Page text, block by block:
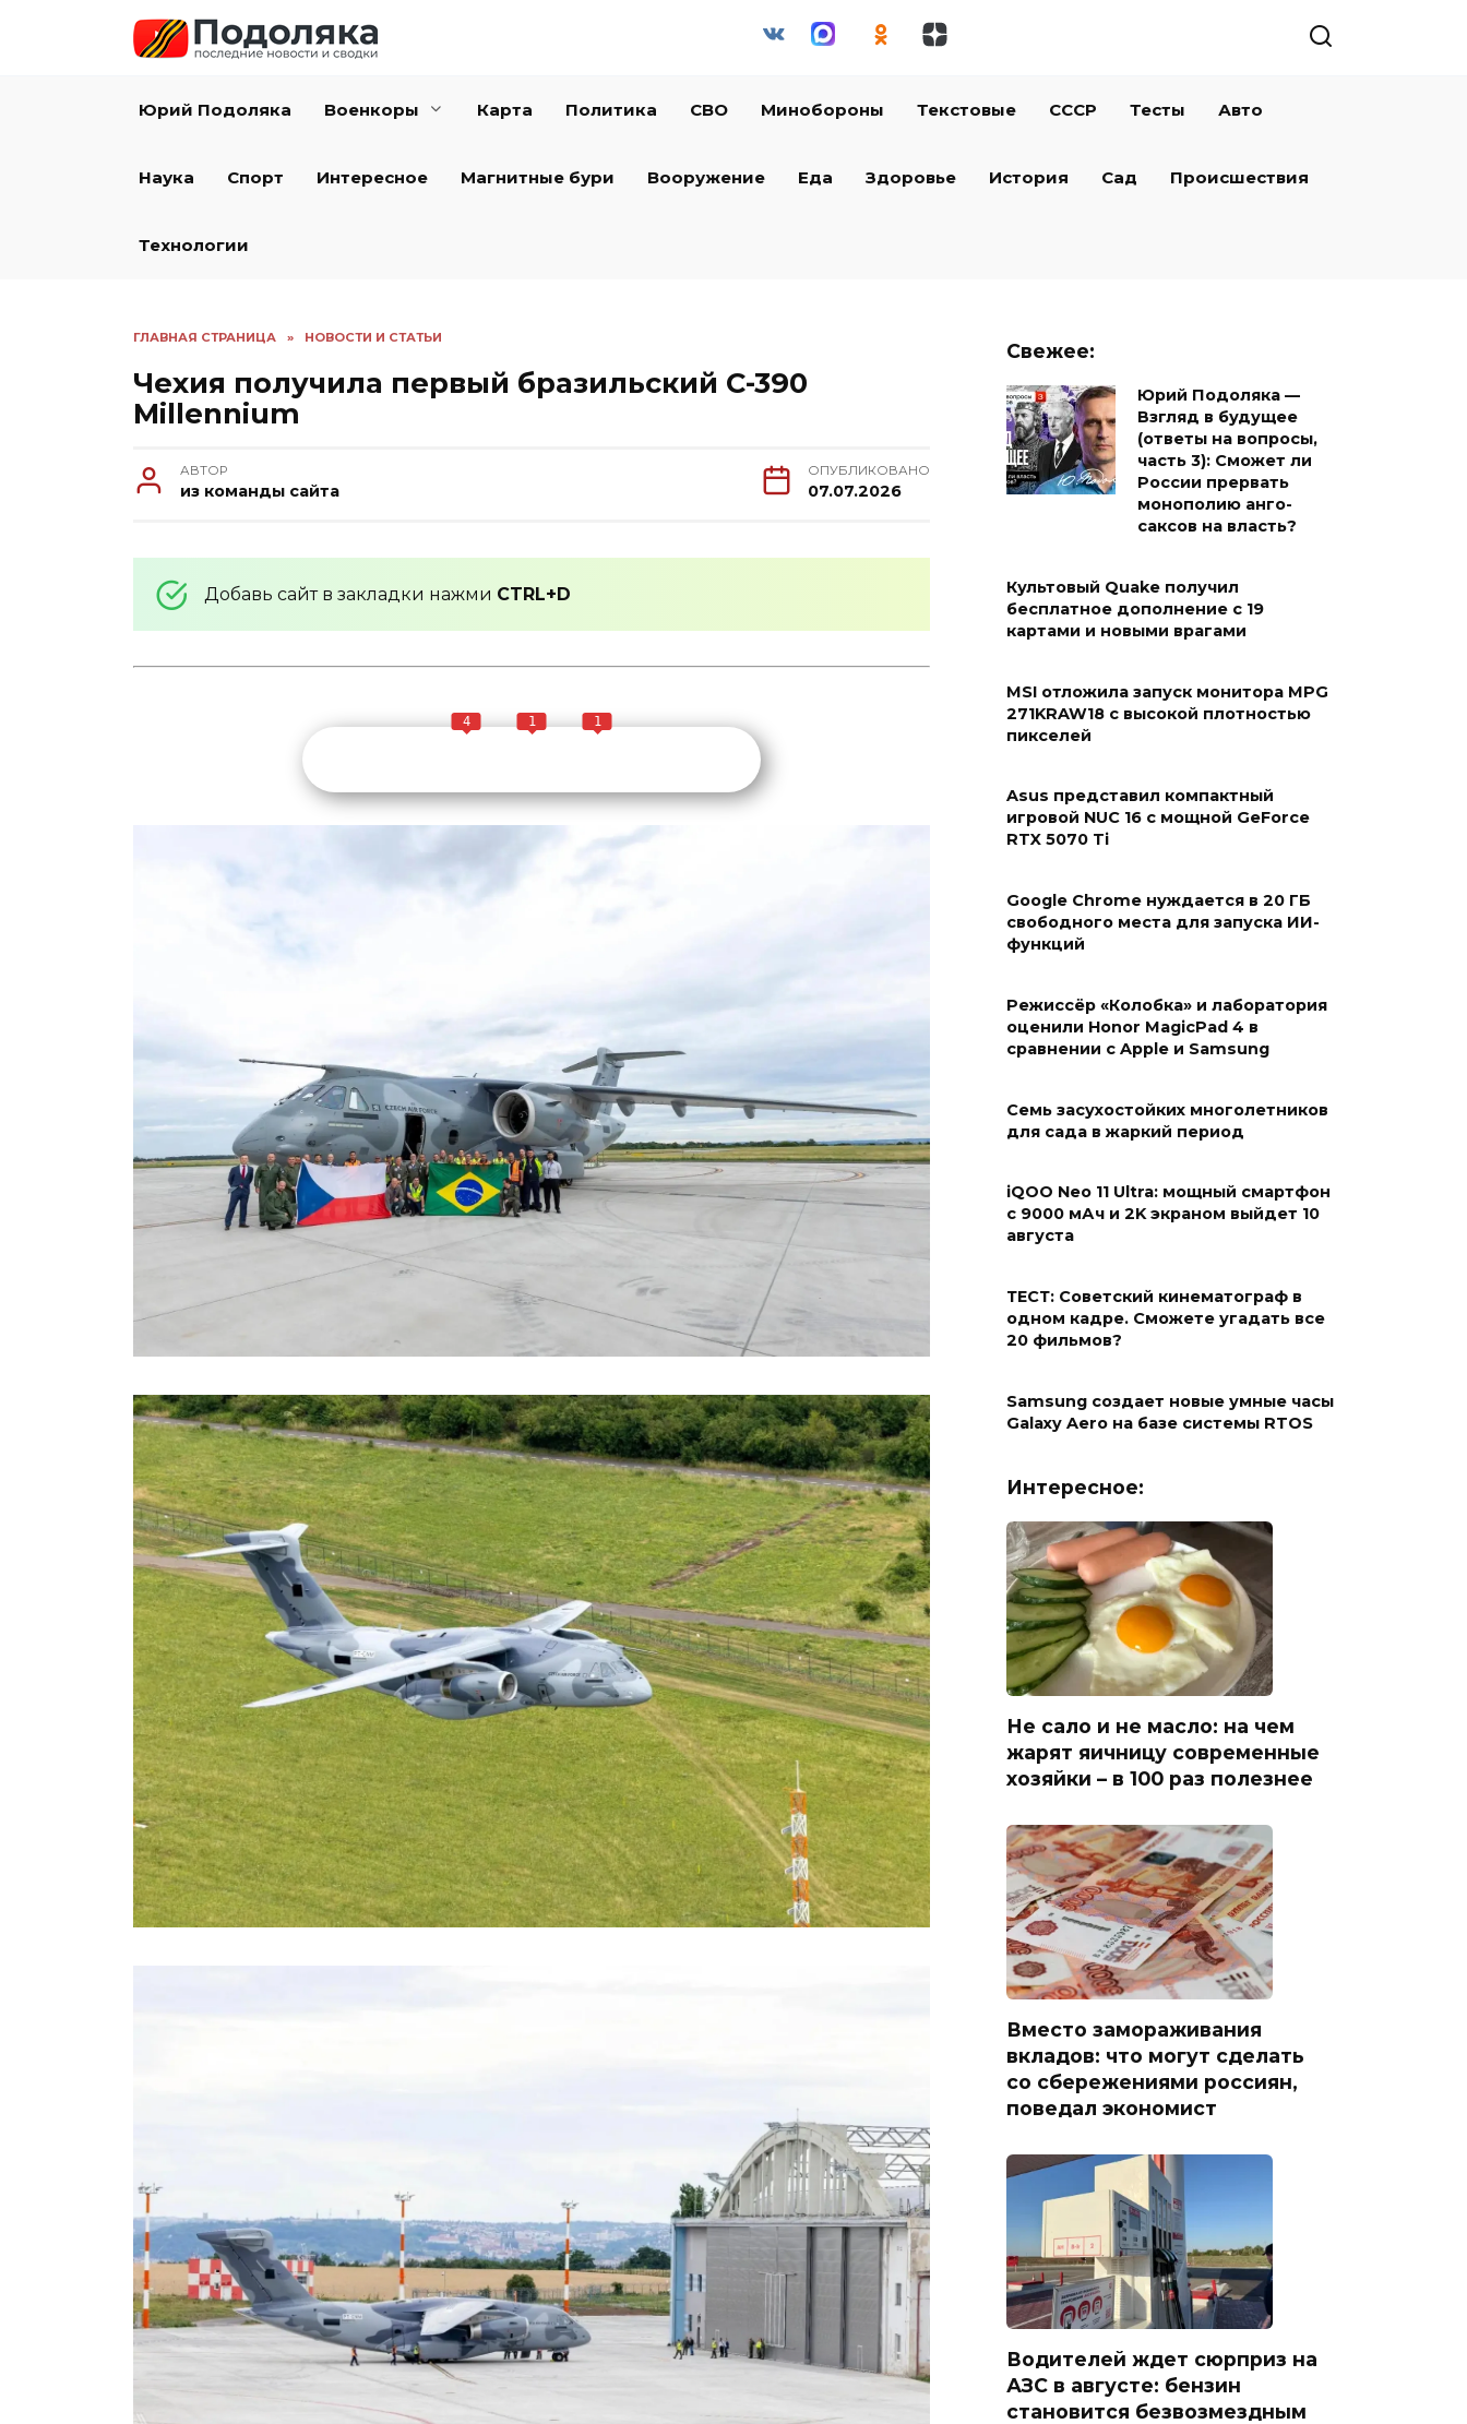
Юрий Подоляка Военкоры Карта Политика СВО Минобороны Текстовые СССР Тесты Авто
Наука Спорт Интересное Магнитные бури Вооружение Еда Здоровье История Сад Происшествия
Технологии
ГЛАВНАЯ СТРАНИЦА » НОВОСТИ И СТАТЬИ
Чехия получила первый бразильский C-390
Millennium
АВТОР
из команды сайта
ОПУБЛИКОВАНО
07.07.2026
Добавь сайт в закладки нажми CTRL+D
4 1 1
Свежее:
Юрий Подоляка —
Взгляд в будущее
(ответы на вопросы,
часть 3): Сможет ли
России прервать
монополию анго-
саксов на власть?
Культовый Quake получил
бесплатное дополнение с 19
картами и новыми врагами
MSI отложила запуск монитора MPG
271KRAW18 с высокой плотностью
пикселей
Asus представил компактный
игровой NUC 16 с мощной GeForce
RTX 5070 Ti
Google Chrome нуждается в 20 ГБ
свободного места для запуска ИИ-
функций
Режиссёр «Колобка» и лаборатория
оценили Honor MagicPad 4 в
сравнении с Apple и Samsung
Семь засухостойких многолетников
для сада в жаркий период
iQOO Neo 11 Ultra: мощный смартфон
с 9000 мАч и 2K экраном выйдет 10
августа
ТЕСТ: Советский кинематограф в
одном кадре. Сможете угадать все
20 фильмов?
Samsung создает новые умные часы
Galaxy Aero на базе системы RTOS
Интересное:
Не сало и не масло: на чем
жарят яичницу современные
хозяйки – в 100 раз полезнее
Вместо замораживания
вкладов: что могут сделать
со сбережениями россиян,
поведал экономист
Водителей ждет сюрприз на
АЗС в августе: бензин
становится безвозмездным